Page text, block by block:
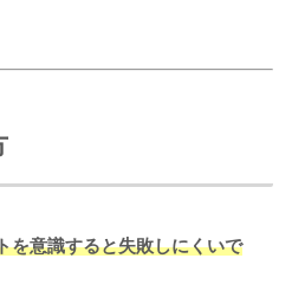
を意識すると失敗しにくいで